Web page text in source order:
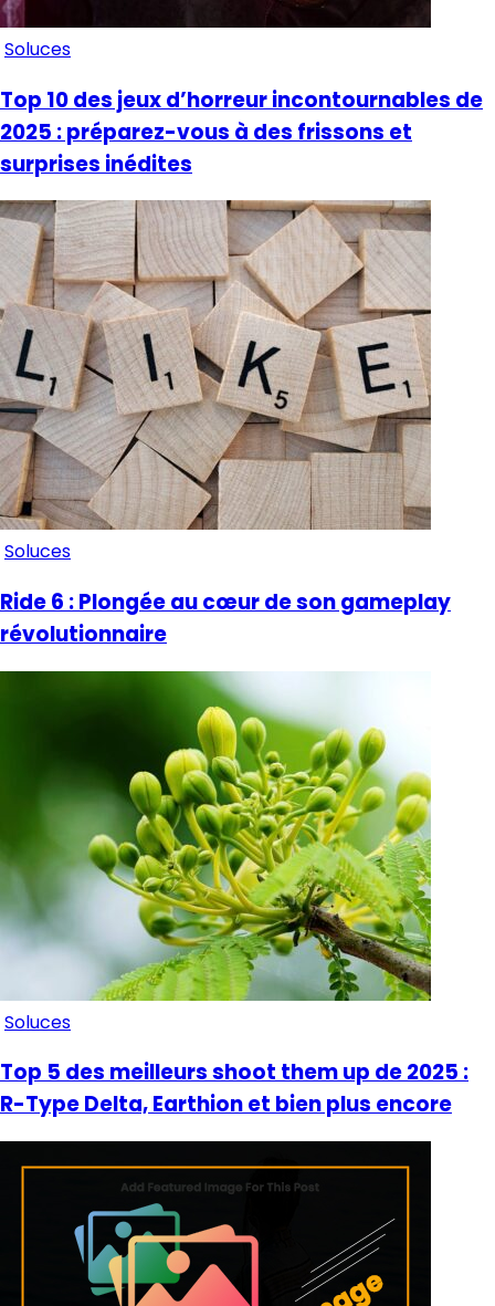
Soluces
Top 10 des jeux d’horreur incontournables de
2025 : préparez-vous à des frissons et
surprises inédites
Soluces
Ride 6 : Plongée au cœur de son gameplay
révolutionnaire
Soluces
Top 5 des meilleurs shoot them up de 2025 :
R-Type Delta, Earthion et bien plus encore